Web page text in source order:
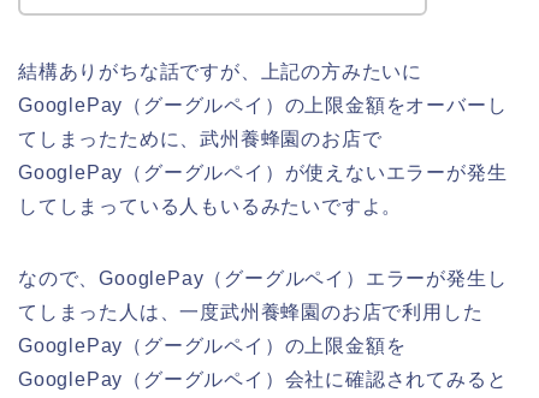
結構ありがちな話ですが、上記の方みたいに
GooglePay（グーグルペイ）の上限金額をオーバーし
てしまったために、武州養蜂園のお店で
GooglePay（グーグルペイ）が使えないエラーが発生
してしまっている人もいるみたいですよ。
なので、GooglePay（グーグルペイ）エラーが発生し
てしまった人は、一度武州養蜂園のお店で利用した
GooglePay（グーグルペイ）の上限金額を
GooglePay（グーグルペイ）会社に確認されてみると